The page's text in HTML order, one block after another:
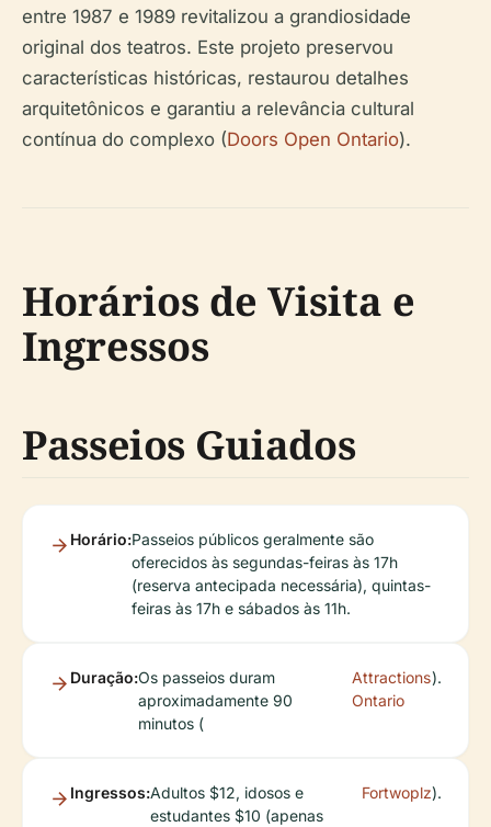
entre 1987 e 1989 revitalizou a grandiosidade
original dos teatros. Este projeto preservou
características históricas, restaurou detalhes
arquitetônicos e garantiu a relevância cultural
contínua do complexo (Doors Open Ontario).
Horários de Visita e
Ingressos
Passeios Guiados
Horário:Passeios públicos geralmente são
oferecidos às segundas-feiras às 17h
(reserva antecipada necessária), quintas-
feiras às 17h e sábados às 11h.
Duração:Os passeios duram
aproximadamente 90
minutos (
Attractions
Ontario
).
Ingressos:Adultos $12, idosos e
estudantes $10 (apenas
Fortwoplz).